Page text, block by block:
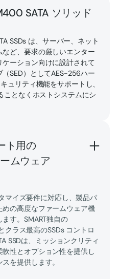
SATA ソリッド
SSDs は、サーバー、ネット
ど、要求の厳しいエンター
ーション向けに設計されて
SED）としてAES-256ハー
ュリティ機能をサポートし、
ことなくホストシステムにシ
ト用の
ムウェア
マイズ要件に対応し、製品パ
の高度なファームウェア機
す。SMART独自の
ラス最高のSSDs コントロ
SSDは、ミッションクリティ
性とオプション性を提供し
を提供します。